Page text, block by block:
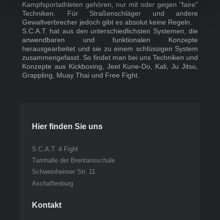
Kampfsportathleten gehören, nur mit oder gegen "faire"
Techniken. Für Straßenschläger und andere
Gewaltverbrecher jedoch gibt es absolut keine Regeln.
S.C.A.T. hat aus den unterschiedlichsten Systemen, die
anwendbaren und funktionalen Konzepte
herausgearbeitet und sie zu einem schlüssigen System
zusammengefasst. So findet man bei uns Techniken und
Konzepte aus Kickboxing, Jeet Kune-Do, Kali, Ju Jitsu,
Grappling, Muay Thai und Free Fight.
Hier finden Sie uns
S.C.A.T. 4 Fight
Turnhalle der Brentanoschule
Schweinheimer Str. 11
Aschaffenburg
Kontakt